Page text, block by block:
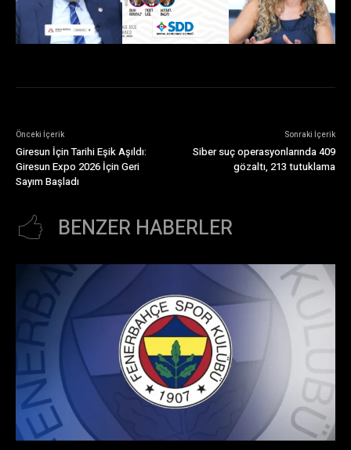
Önceki İçerik
Giresun İçin Tarihi Eşik Aşıldı:
Giresun Expo 2026 İçin Geri
Sayım Başladı
Sonraki İçerik
Siber suç operasyonlarında 409
gözaltı, 213 tutuklama
BENZER HABERLER